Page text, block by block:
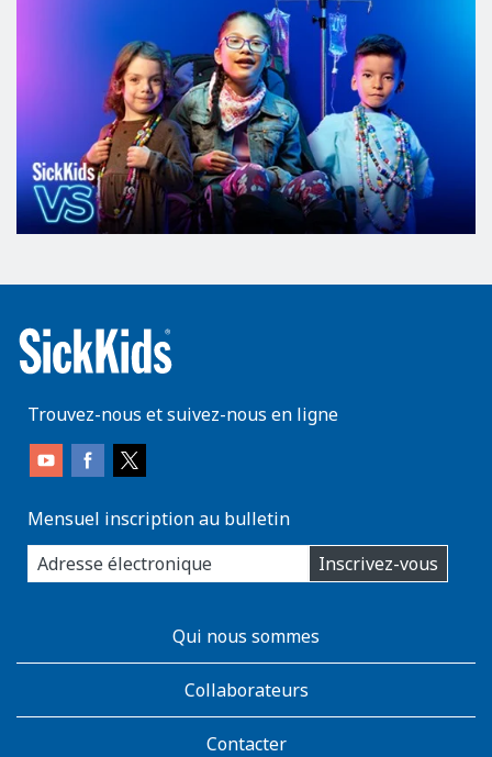
Trouvez-nous et suivez-nous en ligne
Mensuel inscription au bulletin
enter
you
email
Inscrivez-vous
AboutKidsHealthQui nous sommes
Collaborateurs
Contacter